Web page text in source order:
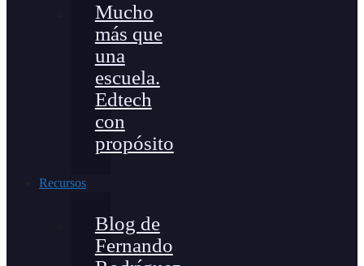
Mucho
más que
una
escuela.
Edtech
con
propósito
Recursos
Blog de
Fernando